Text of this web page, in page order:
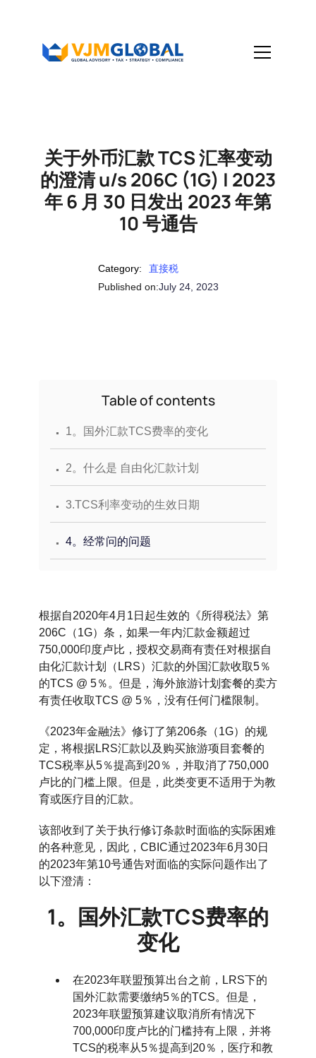
关于外币汇款 TCS 汇率变动
的澄清 u/s 206C (1G) | 2023
年 6 月 30 日发出 2023 年第
10 号通告
Category:
直接税
Published on:July 24, 2023
Table of contents
. 1。国外汇款TCS费率的变化
. 2。什么是 自由化汇款计划
. 3.TCS利率变动的生效日期
. 4。经常问的问题
根据自2020年4月1日起生效的《所得税法》第
206C（1G）条，如果一年内汇款金额超过
750,000印度卢比，授权交易商有责任对根据自
由化汇款计划（LRS）汇款的外国汇款收取5％
的TCS @ 5％。但是，海外旅游计划套餐的卖方
有责任收取TCS @ 5％，没有任何门槛限制。
《2023年金融法》修订了第206条（1G）的规
定，将根据LRS汇款以及购买旅游项目套餐的
TCS税率从5％提高到20％，并取消了750,000
卢比的门槛上限。但是，此类变更不适用于为教
育或医疗目的汇款。
该部收到了关于执行修订条款时面临的实际困难
的各种意见，因此，CBIC通过2023年6月30日
的2023年第10号通告对面临的实际问题作出了
以下澄清：
1。国外汇款TCS费率的
变化
在2023年联盟预算出台之前，LRS下的
国外汇款需要缴纳5％的TCS。但是，
2023年联盟预算建议取消所有情况下
700,000印度卢比的门槛持有上限，并将
TCS的税率从5％提高到20％，医疗和教